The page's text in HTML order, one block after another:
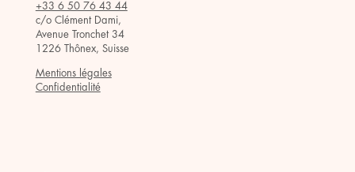
+33 6 50 76 43 44
c/o Clément Dami,
Avenue Tronchet 34
1226 Thônex, Suisse
Mentions légales
Confidentialité